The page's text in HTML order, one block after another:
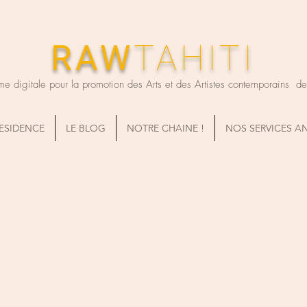
RAWTAHITI
digitale pour la promotion des Arts et des Artistes contemporains
LE BLOG NOTRE CHAINE ! NOS SERVICES